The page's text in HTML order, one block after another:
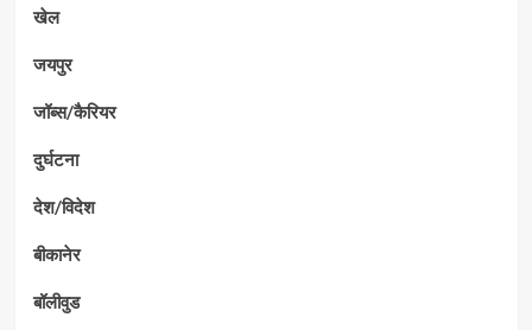
खेल
जयपुर
जॉब्स/कैरियर
दुर्घटना
देश/विदेश
बीकानेर
बॉलीवुड